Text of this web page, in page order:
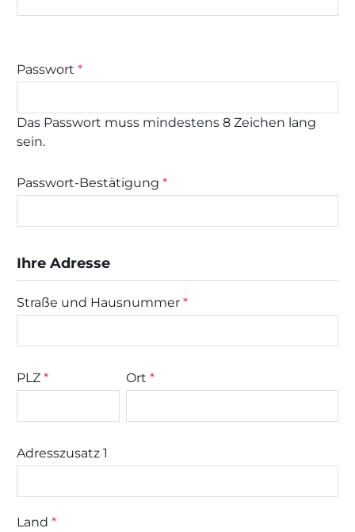
Passwort *
Das Passwort muss mindestens 8 Zeichen lang
sein.
Passwort-Bestätigung *
Ihre Adresse
Straße und Hausnummer *
PLZ * Ort *
Adresszusatz 1
Land *